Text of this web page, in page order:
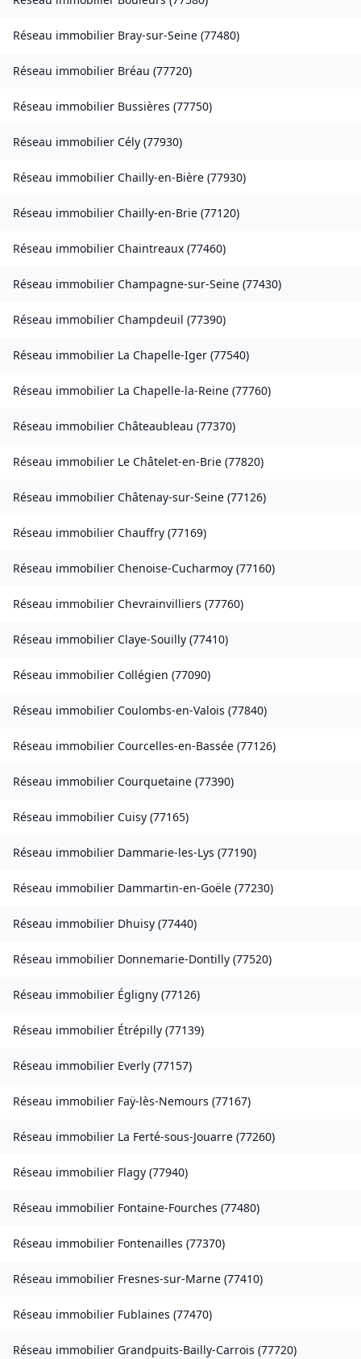
Réseau immobilier Bray-sur-Seine (77480)
Réseau immobilier Bréau (77720)
Réseau immobilier Bussières (77750)
Réseau immobilier Cély (77930)
Réseau immobilier Chailly-en-Bière (77930)
Réseau immobilier Chailly-en-Brie (77120)
Réseau immobilier Chaintreaux (77460)
Réseau immobilier Champagne-sur-Seine (77430)
Réseau immobilier Champdeuil (77390)
Réseau immobilier La Chapelle-Iger (77540)
Réseau immobilier La Chapelle-la-Reine (77760)
Réseau immobilier Châteaubleau (77370)
Réseau immobilier Le Châtelet-en-Brie (77820)
Réseau immobilier Châtenay-sur-Seine (77126)
Réseau immobilier Chauffry (77169)
Réseau immobilier Chenoise-Cucharmoy (77160)
Réseau immobilier Chevrainvilliers (77760)
Réseau immobilier Claye-Souilly (77410)
Réseau immobilier Collégien (77090)
Réseau immobilier Coulombs-en-Valois (77840)
Réseau immobilier Courcelles-en-Bassée (77126)
Réseau immobilier Courquetaine (77390)
Réseau immobilier Cuisy (77165)
Réseau immobilier Dammarie-les-Lys (77190)
Réseau immobilier Dammartin-en-Goële (77230)
Réseau immobilier Dhuisy (77440)
Réseau immobilier Donnemarie-Dontilly (77520)
Réseau immobilier Égligny (77126)
Réseau immobilier Étrépilly (77139)
Réseau immobilier Everly (77157)
Réseau immobilier Faÿ-lès-Nemours (77167)
Réseau immobilier La Ferté-sous-Jouarre (77260)
Réseau immobilier Flagy (77940)
Réseau immobilier Fontaine-Fourches (77480)
Réseau immobilier Fontenailles (77370)
Réseau immobilier Fresnes-sur-Marne (77410)
Réseau immobilier Fublaines (77470)
Réseau immobilier Grandpuits-Bailly-Carrois (77720)